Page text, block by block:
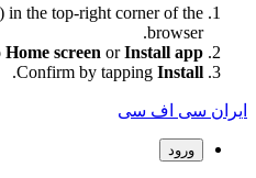
the top-right corner of the
browser.
screen orInstall app
Confirm by tapping Install
.
ایران سی اف سی
ورود